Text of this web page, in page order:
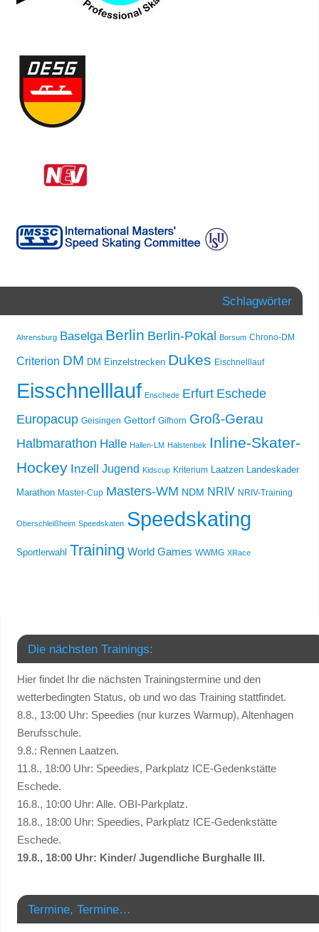
Schlagwörter
Ahrensburg Baselga Berlin Berlin-Pokal Borsum Chrono-DM
Criterion DM DM Einzelstrecken Dukes Eischnelllauf
Eisschnelllauf Enschede Erfurt Eschede
Europacup Geisingen Gettorf Gifhorn Groß-Gerau
Halbmarathon Halle Hallen-LM Halstenbek Inline-Skater-
Hockey Inzell Jugend Kidscup Kriterium Laatzen Landeskader
Marathon Master-Cup Masters-WM NDM NRIV NRIV-Training
Oberschleißheim Speedskaten Speedskating
Sportlerwahl Training World Games WWMG XRace
Die nächsten Trainings:
Hier findet Ihr die nächsten Trainingstermine und den
wetterbedingten Status, ob und wo das Training stattfindet.
8.8., 13:00 Uhr: Speedies (nur kurzes Warmup), Altenhagen
Berufsschule.
9.8.: Rennen Laatzen.
11.8., 18:00 Uhr: Speedies, Parkplatz ICE-Gedenkstätte
Eschede.
16.8., 10:00 Uhr: Alle. OBI-Parkplatz.
18.8., 18:00 Uhr: Speedies, Parkplatz ICE-Gedenkstätte
Eschede.
19.8., 18:00 Uhr: Kinder/ Jugendliche Burghalle III.
Termine, Termine…